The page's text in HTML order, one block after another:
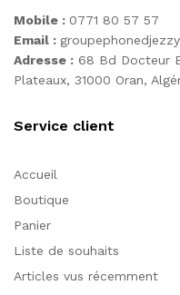
Mobile : 0771 80 57 57
Email :
Adresse : 68 Bd Docteur
Plateaux, 31000 Oran,
Service client
Accueil
Boutique
Panier
Liste de souhaits
Articles vus récemment